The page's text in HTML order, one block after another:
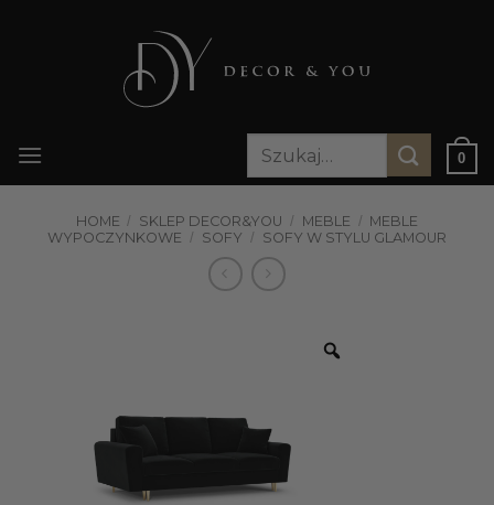
Szukaj:
0
HOME / SKLEP DECOR&YOU / MEBLE / MEBLE
WYPOCZYNKOWE / SOFY / SOFY W STYLU GLAMOUR